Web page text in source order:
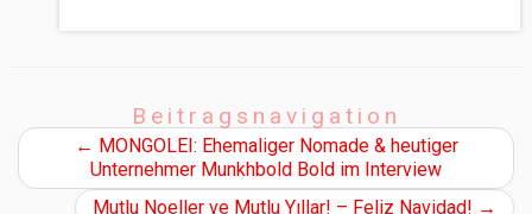
Beitragsnavigation
← MONGOLEI: Ehemaliger Nomade & heutiger
Unternehmer Munkhbold Bold im Interview
Mutlu Noeller ve Mutlu Yıllar! – Feliz Navidad! →